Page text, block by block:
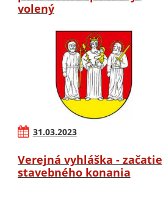
volený
31.03.2023
Verejná vyhláška - začatie
stavebného konania